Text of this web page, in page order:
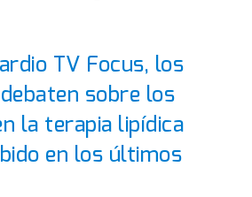
TV Focus, los
sobre los
la terapia lipídica
en los últimos